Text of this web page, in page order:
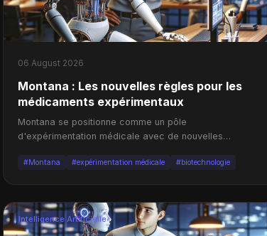
06 August 2026
Montana : Les nouvelles règles pour les
médicaments expérimentaux
Montana se positionne comme un pôle
d'expérimentation médicale avec de nouvelles
#Montana #expérimentation médicale #biotechnologie
Intelligence Artificielle